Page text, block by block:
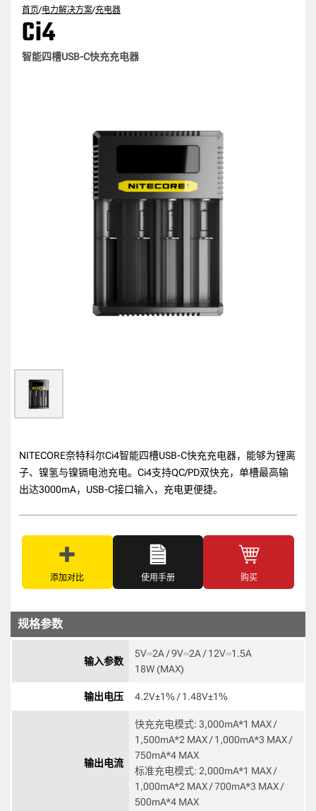
首页/电力解决方案/充电器
Ci4
智能四槽USB-C快充充电器
NITECORE奈特科尔Ci4智能四槽USB-C快充充电器，能够为锂离
子、镍氢与镍镉电池充电。Ci4支持QC/PD双快充，单槽最高输
出达3000mA，USB-C接口输入，充电更便捷。
添加对比 使用手册 购买
规格参数
输入参数
5V⎓2A / 9V⎓2A / 12V⎓1.5A
18W (MAX)
输出电压 4.2V±1% / 1.48V±1%
输出电流
快充充电模式: 3,000mA*1 MAX /
1,500mA*2 MAX / 1,000mA*3 MAX /
750mA*4 MAX
标准充电模式: 2,000mA*1 MAX /
1,000mA*2 MAX / 700mA*3 MAX /
500mA*4 MAX